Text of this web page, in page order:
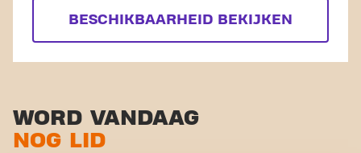
BESCHIKBAARHEID BEKIJKEN
WORD VANDAAG
NOG LID